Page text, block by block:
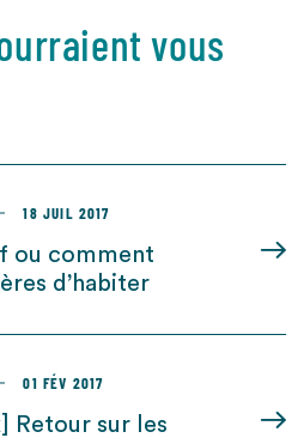
vous
18 JUIL 2017
ou comment
d’habiter
01 FÉV 2017
Retour sur les